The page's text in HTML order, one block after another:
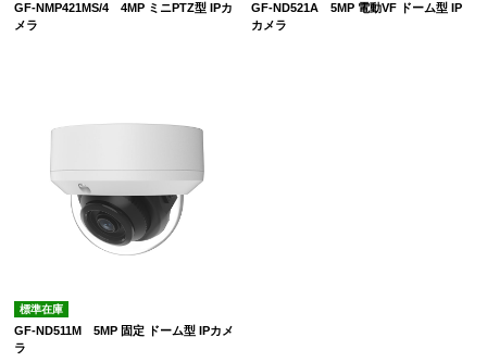
GF-NMP421MS/4 4MP ミニPTZ型 IPカ
メラ
GF-ND521A 5MP 電動VF ドーム型 IP
カメラ
標準在庫
GF-ND511M 5MP 固定 ドーム型 IPカメ
ラ